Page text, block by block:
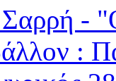
-
: